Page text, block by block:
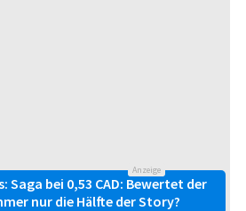
Anzeige
Saga bei 0,53 CAD: Bewertet der
nur die Hälfte der Story?